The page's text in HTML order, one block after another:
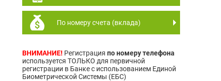
По номеру счета (вклада)
ВНИМАНИЕ! Регистрация по номеру телефона
используется ТОЛЬКО для первичной
регистрации в Банке с использованием Единой
Биометрической Системы (ЕБС)